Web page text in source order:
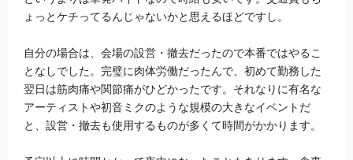
ょっとケチってるんじゃないかと思えるほどですし。
自分の場合は、会場の設営・撤去だったので本番ではやるこ
となしでした。完璧に肉体労働だったんで、初めて勤務した
翌日は筋肉痛や関節痛がひどかったです。それなりに有名な
アーティストや初音ミクのような規模の大きなイベントだ
と、設営・撤去も使用するものが多くて時間がかかります。